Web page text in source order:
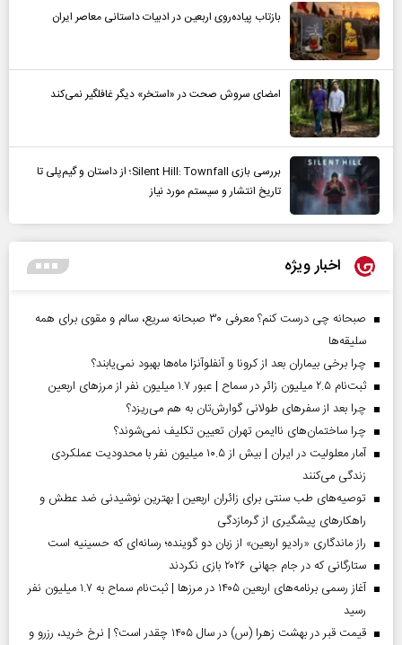
بازتاب پیاده‌روی اربعین در ادبیات داستانی معاصر ایران
امضای سروش صحت در «استخر» دیگر غافلگیر نمی‌کند
بررسی بازی Silent Hill: Townfall؛ از داستان و گیم‌پلی تا
تاریخ انتشار و سیستم مورد نیاز
اخبار ویژه
صبحانه چی درست کنم؟ معرفی ۳۰ صبحانه سریع، سالم و مقوی برای همه
سلیقه‌ها
چرا برخی بیماران بعد از کرونا و آنفلوآنزا ماه‌ها بهبود نمی‌یابند؟
ثبت‌نام ۲.۵ میلیون زائر در سماح | عبور ۱.۷ میلیون نفر از مرز‌های اربعین
چرا بعد از سفرهای طولانی گوارش‌تان به هم می‌ریزد؟
چرا ساختمان‌های ناایمن تهران تعیین تکلیف نمی‌شوند؟
آمار معلولیت در ایران | بیش از ۱۰.۵ میلیون نفر با محدودیت عملکردی
زندگی می‌کنند
توصیه‌های طب سنتی برای زائران اربعین | بهترین نوشیدنی ضد عطش و
راهکارهای پیشگیری از گرمازدگی
راز ماندگاری «رادیو اربعین» از زبان دو گوینده؛ رسانه‌ای که حسینیه است
ستارگانی که در جام جهانی ۲۰۲۶ بازی نکردند
آغاز رسمی برنامه‌های اربعین ۱۴۰۵ در مرز‌ها | ثبت‌نام سماح به ۱.۷ میلیون نفر
رسید
قیمت قبر در بهشت زهرا (س) در سال ۱۴۰۵ چقدر است؟ | نرخ خرید، رزرو و